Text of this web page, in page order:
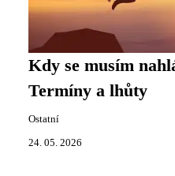
Kdy se musím
Termíny a lhůty
Ostatní
24. 05. 2026